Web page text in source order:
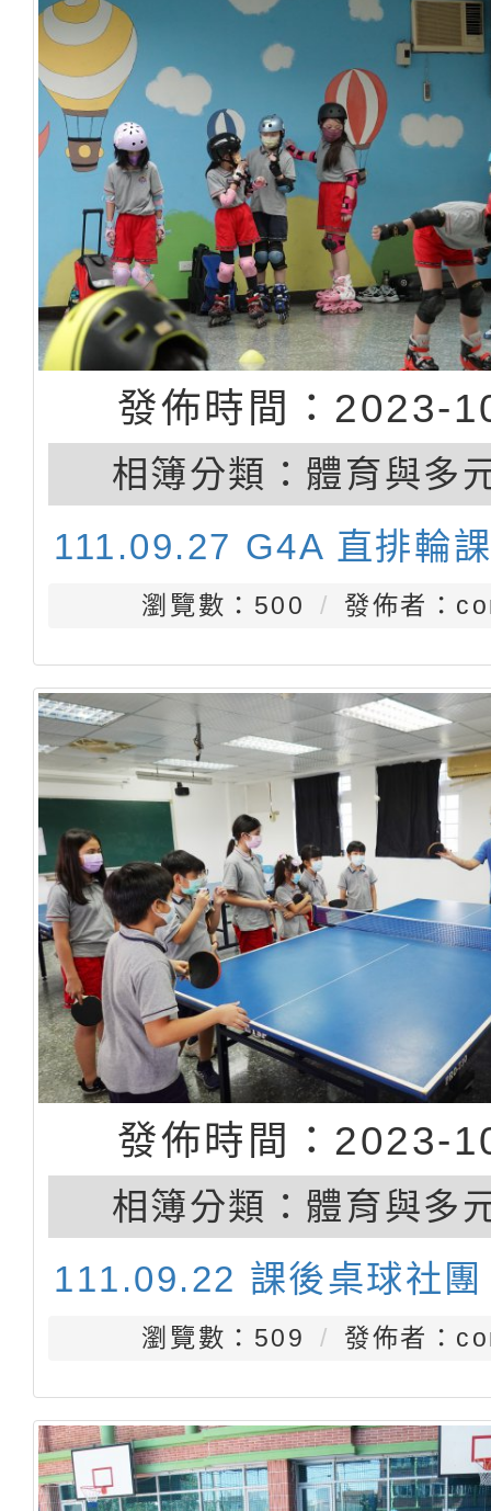
發佈時間：2023-
相簿分類： 體育與多
111.09.27 G4A 直排輪
瀏覽數：500 發佈者：
發佈時間：2023-
相簿分類： 體育與多
111.09.22 課後桌球社團
瀏覽數：509 發佈者：